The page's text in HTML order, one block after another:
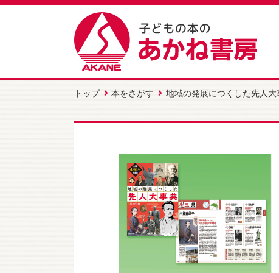
トップ 本をさがす 地域の発展につくした先人大